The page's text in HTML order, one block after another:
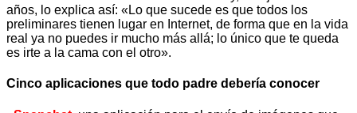
años, lo explica así: «Lo que sucede es que todos los
preliminares tienen lugar en Internet, de forma que en la vida
real ya no puedes ir mucho más allá; lo único que te queda
es irte a la cama con el otro».
Cinco aplicaciones que todo padre debería conocer